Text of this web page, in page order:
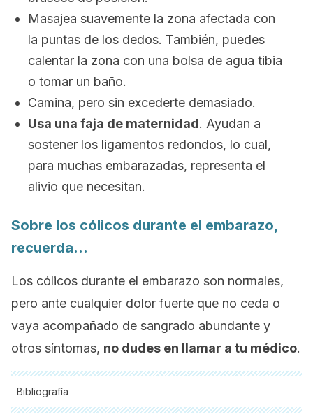
Masajea suavemente la zona afectada con
la puntas de los dedos. También, puedes
calentar la zona con una bolsa de agua tibia
o tomar un baño.
Camina, pero sin excederte demasiado.
Usa una faja de maternidad. Ayudan a
sostener los ligamentos redondos, lo cual,
para muchas embarazadas, representa el
alivio que necesitan.
Sobre los cólicos durante el embarazo,
recuerda…
Los cólicos durante el embarazo son normales,
pero ante cualquier dolor fuerte que no ceda o
vaya acompañado de sangrado abundante y
otros síntomas, no dudes en llamar a tu médico.
Bibliografía
Todas las fuentes citadas fueron revisadas a profundidad por